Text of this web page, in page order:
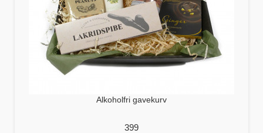
Alkoholfri gavekurv
399